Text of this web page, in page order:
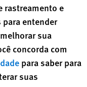
Floor | New York,
registered in the US
rastreamento e
entender
sua
concorda com
para saber para
suas